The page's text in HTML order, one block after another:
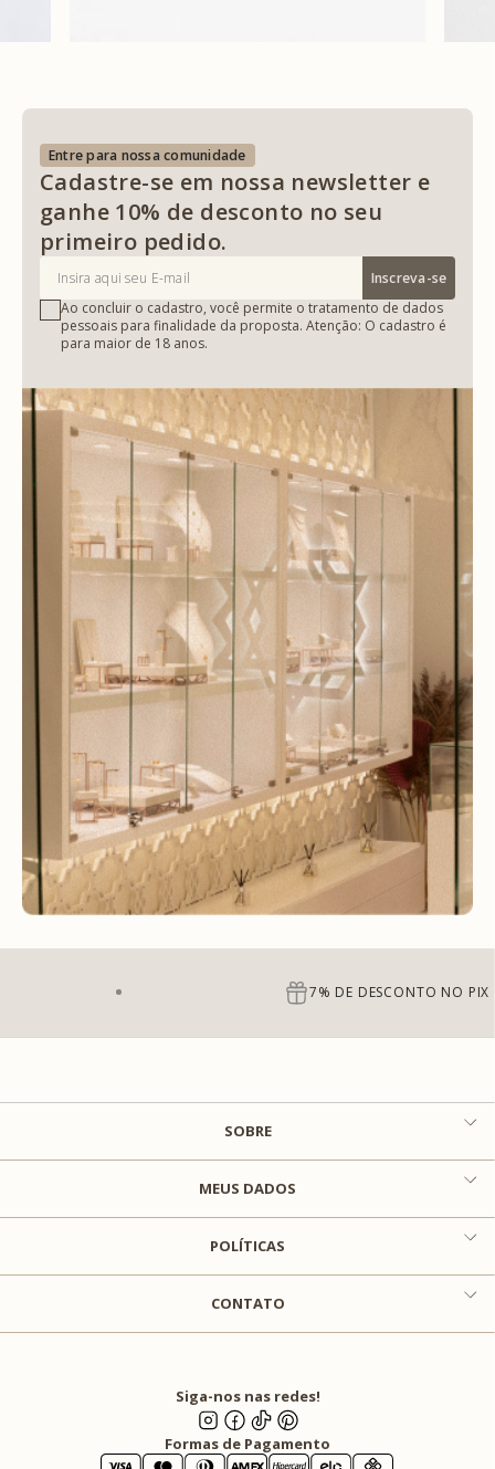
Entre para nossa comunidade
Cadastre-se em nossa newsletter e
ganhe 10% de desconto no seu
primeiro pedido.
Inscreva-se
Ao concluir o cadastro, você permite o tratamento de dados
pessoais para finalidade da proposta. Atenção: O cadastro é
para maior de 18 anos.
7% DE DESCONTO NO PIX
SOBRE
MEUS DADOS
POLÍTICAS
CONTATO
Siga-nos nas redes!
Formas de Pagamento